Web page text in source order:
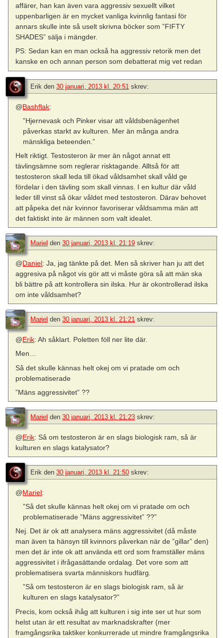
affärer, han kan även vara aggressiv sexuellt vilket
uppenbarligen är en mycket vanliga kvinnlig fantasi för
annars skulle inte så uselt skrivna böcker som ”FIFTY
SHADES” sälja i mängder.
PS: Sedan kan en man också ha aggressiv retorik men det
kanske en och annan person som debatterat mig vet redan
Erik den 30 januari, 2013 kl. 20:51 skrev:
@Bashflak:
”Hjernevask och Pinker visar att våldsbenägenhet
påverkas starkt av kulturen. Mer än många andra
mänskliga beteenden.”
Helt riktigt. Testosteron är mer än något annat ett
tävlingsämne som reglerar risktagande. Alltså för att
testosteron skall leda till ökad våldsamhet skall våld ge
fördelar i den tävling som skall vinnas. I en kultur där våld
leder till vinst så ökar våldet med testosteron. Därav behovet
att påpeka det när kvinnor favoriserar våldsamma män att
det faktiskt inte är männen som valt idealet.
Mariel den 30 januari, 2013 kl. 21:19 skrev:
@Daniel: Ja, jag tänkte på det. Men så skriver han ju att det
aggresiva på något vis gör att vi måste göra så att män ska
bli bättre på att kontrollera sin ilska. Hur är okontrollerad ilska
om inte våldsamhet?
Mariel den 30 januari, 2013 kl. 21:21 skrev:
@Erik: Ah såklart. Poletten föll ner lite där.
Men…
Så det skulle kännas helt okej om vi pratade om och
problematiserade
”Mäns aggressivitet” ??
Mariel den 30 januari, 2013 kl. 21:23 skrev:
@Erik: Så om testosteron är en slags biologisk ram, så är
kulturen en slags katalysator?
Erik den 30 januari, 2013 kl. 21:50 skrev:
@Mariel:
”Så det skulle kännas helt okej om vi pratade om och
problematiserade ”Mäns aggressivitet” ??”
Nej. Det är ok att analysera mäns aggressivitet (då måste
man även ta hänsyn till kvinnors påverkan när de ”gillar” den)
men det är inte ok att använda ett ord som framställer mäns
aggressivitet i ifrågasättande ordalag. Det vore som att
problematisera svarta människors hudfärg.
”Så om testosteron är en slags biologisk ram, så är
kulturen en slags katalysator?”
Precis, kom också ihåg att kulturen i sig inte ser ut hur som
helst utan är ett resultat av marknadskrafter (mer
framgångsrika taktiker konkurrerade ut mindre framgångsrika